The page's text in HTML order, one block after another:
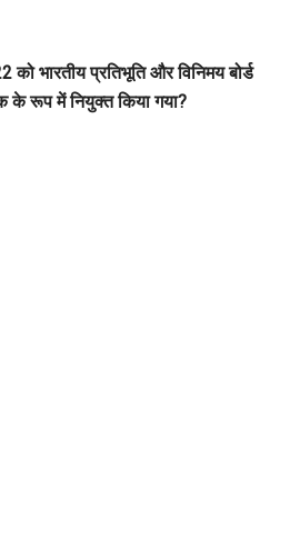
भारतीय प्रतिभूति और विनिमय बोर्ड
के रूप में नियुक्त किया गया?